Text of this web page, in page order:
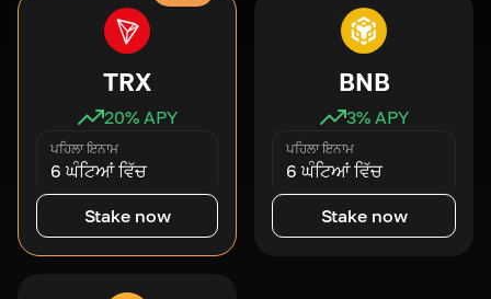
TRX
20% APY
ਪਹਿਲਾ ਇਨਾਮ
6 ਘੰਟਿਆਂ ਵਿੱਚ
Stake now
BNB
3% APY
ਪਹਿਲਾ ਇਨਾਮ
6 ਘੰਟਿਆਂ ਵਿੱਚ
Stake now